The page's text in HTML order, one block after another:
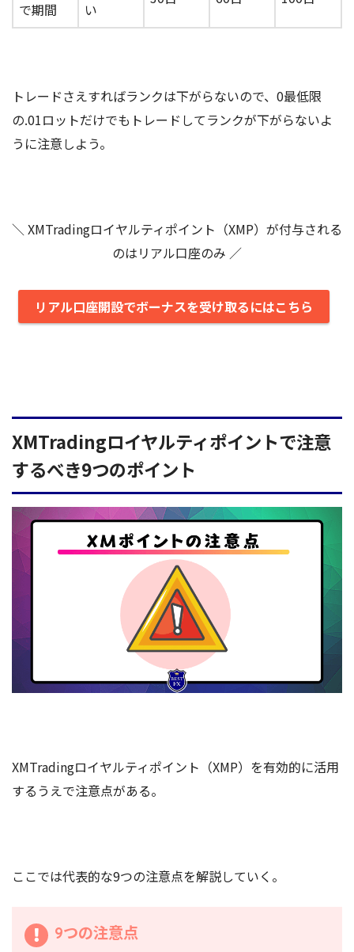
で期間
い
トレードさえすればランクは下がらないので、0最低限
の.01ロットだけでもトレードしてランクが下がらないよ
うに注意しよう。
＼ XMTradingロイヤルティポイント（XMP）が付与される
のはリアル口座のみ ／
リアル口座開設でボーナスを受け取るにはこちら
XMTradingロイヤルティポイントで注意
するべき9つのポイント
XMTradingロイヤルティポイント（XMP）を有効的に活用
するうえで注意点がある。
ここでは代表的な9つの注意点を解説していく。
9つの注意点